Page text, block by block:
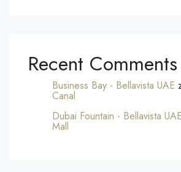
Recent Comments
Business Bay - Bellavista UAE
Canal
Dubai Fountain - Bellavista UAE
Mall